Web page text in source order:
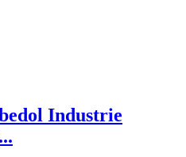
Industrie